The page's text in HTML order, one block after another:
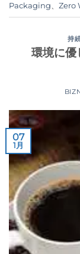
Packaging
Zero
持
環境に優
07
1月